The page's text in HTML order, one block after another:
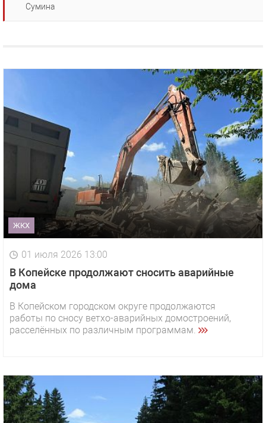
Сумина
ЖКХ
01 июля 2026 13:00
В Копейске продолжают сносить аварийные
дома
В Копейском городском округе продолжаются
работы по сносу ветхо-аварийных домостроений,
расселённых по различным программам.